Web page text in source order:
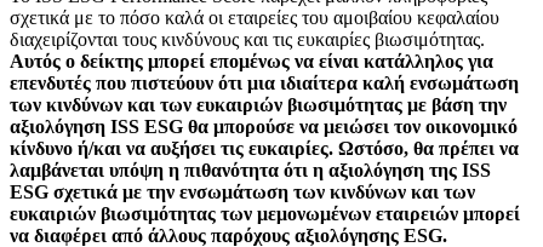
σχετικά με το πόσο καλά οι εταιρείες του αμοιβαίου κεφαλαίου
διαχειρίζονται τους κινδύνους και τις ευκαιρίες βιωσιμότητας.
Αυτός ο δείκτης μπορεί επομένως να είναι κατάλληλος για
επενδυτές που πιστεύουν ότι μια ιδιαίτερα καλή ενσωμάτωση
των κινδύνων και των ευκαιριών βιωσιμότητας με βάση την
αξιολόγηση ISS ESG θα μπορούσε να μειώσει τον οικονομικό
κίνδυνο ή/και να αυξήσει τις ευκαιρίες. Ωστόσο, θα πρέπει να
λαμβάνεται υπόψη η πιθανότητα ότι η αξιολόγηση της ISS
ESG σχετικά με την ενσωμάτωση των κινδύνων και των
ευκαιριών βιωσιμότητας των μεμονωμένων εταιρειών μπορεί
να διαφέρει από άλλους παρόχους αξιολόγησης ESG.